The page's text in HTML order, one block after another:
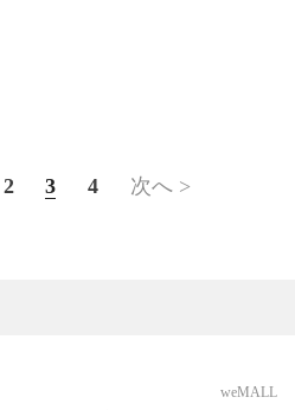
2 3 4 次へ >
weMALL